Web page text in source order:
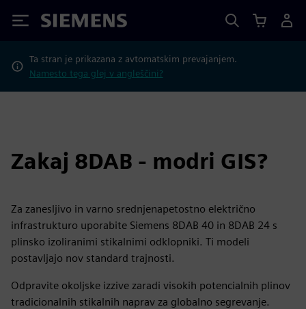
Siemens
Ta stran je prikazana z avtomatskim prevajanjem.
Namesto tega glej v angleščini?
Zakaj 8DAB - modri GIS?
Za zanesljivo in varno srednjenapetostno električno
infrastrukturo uporabite Siemens 8DAB 40 in 8DAB 24 s
plinsko izoliranimi stikalnimi odklopniki. Ti modeli
postavljajo nov standard trajnosti.
Odpravite okoljske izzive zaradi visokih potencialnih plinov
tradicionalnih stikalnih naprav za globalno segrevanje.